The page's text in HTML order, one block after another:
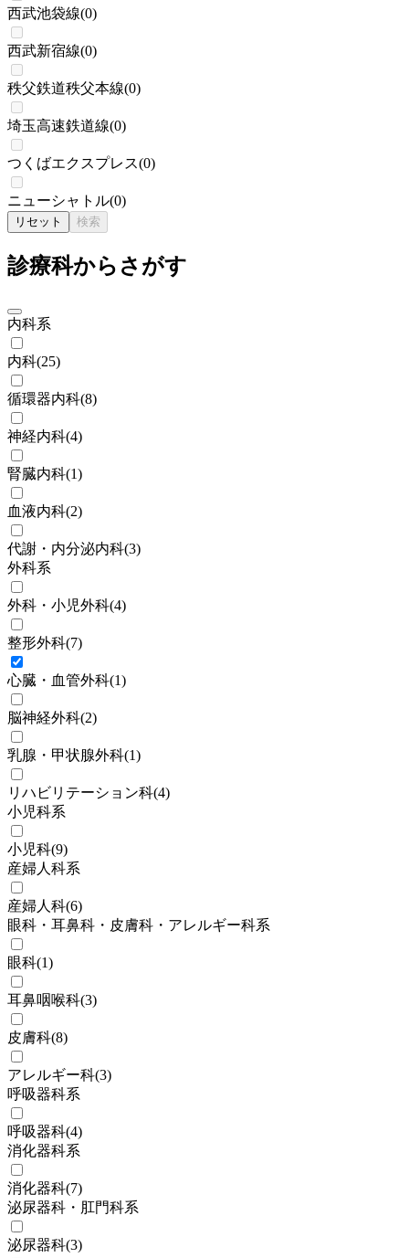
西武池袋線(0)
西武新宿線(0)
秩父鉄道秩父本線(0)
埼玉高速鉄道線(0)
つくばエクスプレス(0)
ニューシャトル(0)
リセット 検索
診療科からさがす
内科系
内科(25)
循環器内科(8)
神経内科(4)
腎臓内科(1)
血液内科(2)
代謝・内分泌内科(3)
外科系
外科・小児外科(4)
整形外科(7)
心臓・血管外科(1)
脳神経外科(2)
乳腺・甲状腺外科(1)
リハビリテーション科(4)
小児科系
小児科(9)
産婦人科系
産婦人科(6)
眼科・耳鼻科・皮膚科・アレルギー科系
眼科(1)
耳鼻咽喉科(3)
皮膚科(8)
アレルギー科(3)
呼吸器科系
呼吸器科(4)
消化器科系
消化器科(7)
泌尿器科・肛門科系
泌尿器科(3)